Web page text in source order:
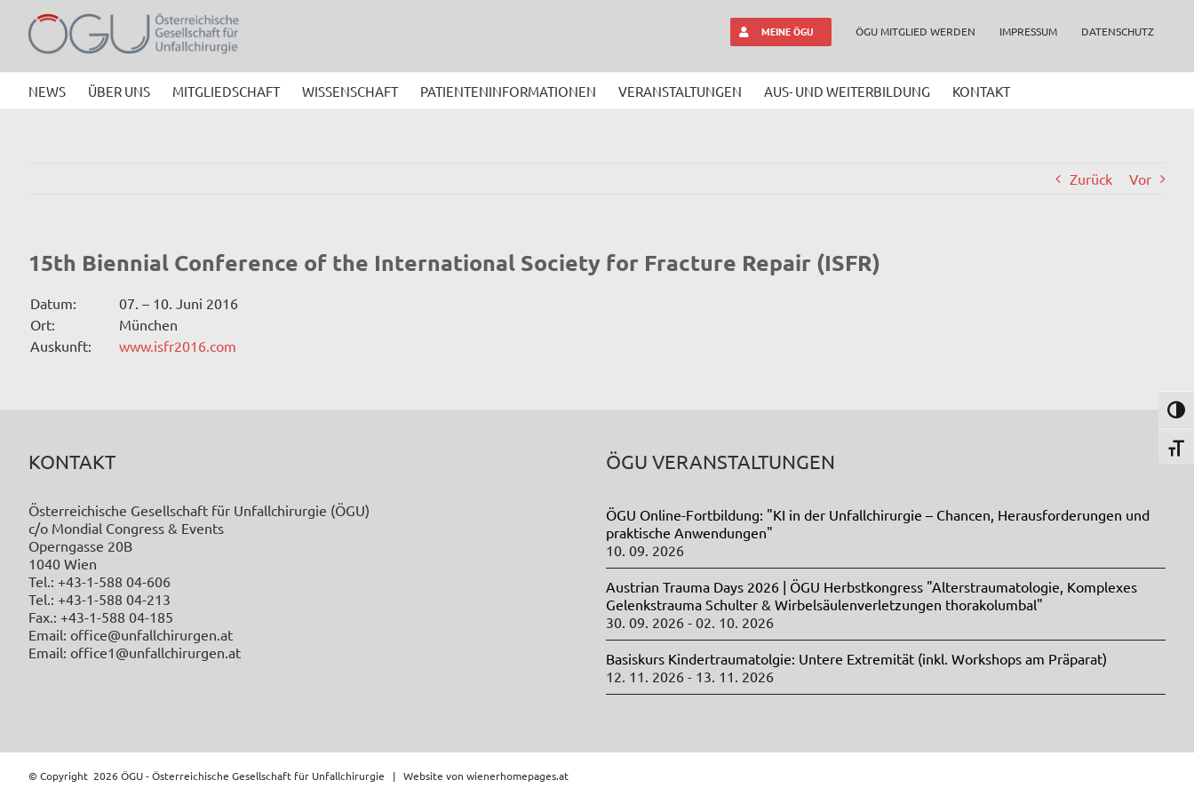
Inhalt
springen
MEINE ÖGU ÖGU MITGLIED WERDEN IMPRESSUM DATENSCHUTZ
NEWS ÜBER UNS MITGLIEDSCHAFT WISSENSCHAFT PATIENTENINFORMATIONEN VERANSTALTUNGEN AUS- UND WEITERBILDUNG KONTAKT
Zurück Vor
15th Biennial Conference of the International Society for Fracture Repair (ISFR)
Datum:
07. – 10. Juni 2016
Ort:
München
Auskunft:
www.isfr2016.com
KONTAKT
Österreichische Gesellschaft für Unfallchirurgie (ÖGU)
c/o Mondial Congress & Events
Operngasse 20B
1040 Wien
Tel.: +43-1-588 04-606
Tel.: +43-1-588 04-213
Fax.: +43-1-588 04-185
Email: office@unfallchirurgen.at
Email: office1@unfallchirurgen.at
ÖGU VERANSTALTUNGEN
ÖGU Online-Fortbildung: "KI in der Unfallchirurgie – Chancen, Herausforderungen und
praktische Anwendungen"
10. 09. 2026
Austrian Trauma Days 2026 | ÖGU Herbstkongress "Alterstraumatologie, Komplexes
Gelenkstrauma Schulter & Wirbelsäulenverletzungen thorakolumbal"
30. 09. 2026 - 02. 10. 2026
Basiskurs Kindertraumatolgie: Untere Extremität (inkl. Workshops am Präparat)
12. 11. 2026 - 13. 11. 2026
© Copyright 2026 ÖGU - Österreichische Gesellschaft für Unfallchirurgie | Website von wienerhomepages.at